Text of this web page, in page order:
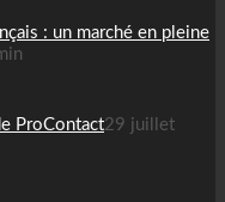
: un marché en pleine
ProContact29 juillet